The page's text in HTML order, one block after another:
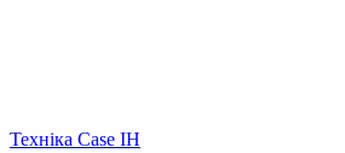
Техніка Case IH